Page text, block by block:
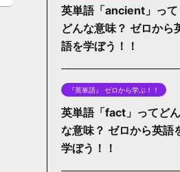
英単語「ancient」って
どんな意味？ ゼロから
語を学ぼう！！
『英単語』 ゼロから学ぶ！！
英単語「fact」ってどん
な意味？ ゼロから英語
学ぼう！！